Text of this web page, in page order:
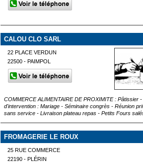
CALOU CLO SARL
22 PLACE VERDUN
22500 - PAIMPOL
COMMERCE ALIMENTAIRE DE PROXIMITE :
d'intervention : Mariage - Séminaire congrès - Réunion
sans service - Livraison plateau repas - Petits Fours
FROMAGERIE LE ROUX
25 RUE COMMERCE
22190 - PLÉRIN